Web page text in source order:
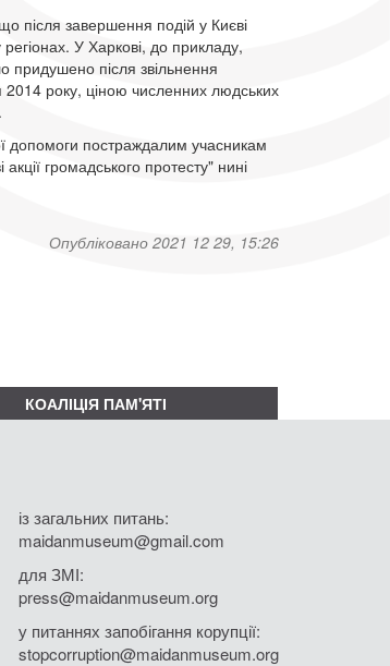
після завершення подій у Києві
У Харкові, до прикладу,
придушено після звільнення
2014 року, ціною численних людських
допомоги постраждалим учасникам
громадського протесту" нині
Опубліковано 2021 12 29, 15:26
КОАЛІЦІЯ ПАМ'ЯТІ
із загальних питань:
maidanmuseum@gmail.com
для ЗМІ:
press@maidanmuseum.org
у питаннях запобігання корупції:
stopcorruption@maidanmuseum.org